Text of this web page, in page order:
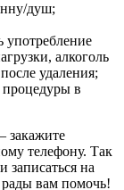
душ;
употребление
алкоголь
удаления;
в
закажите
телефону. Так
записаться на
вам помочь!